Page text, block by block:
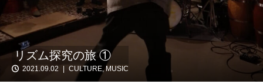
リズム探究の旅 ①
2021.09.02 CULTURE,MUSIC